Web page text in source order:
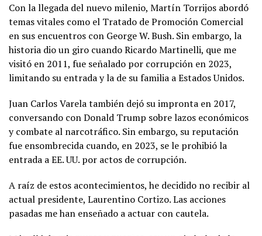
Con la llegada del nuevo milenio, Martín Torrijos abordó
temas vitales como el Tratado de Promoción Comercial
en sus encuentros con George W. Bush. Sin embargo, la
historia dio un giro cuando Ricardo Martinelli, que me
visitó en 2011, fue señalado por corrupción en 2023,
limitando su entrada y la de su familia a Estados Unidos.
Juan Carlos Varela también dejó su impronta en 2017,
conversando con Donald Trump sobre lazos económicos
y combate al narcotráfico. Sin embargo, su reputación
fue ensombrecida cuando, en 2023, se le prohibió la
entrada a EE. UU. por actos de corrupción.
A raíz de estos acontecimientos, he decidido no recibir al
actual presidente, Laurentino Cortizo. Las acciones
pasadas me han enseñado a actuar con cautela.